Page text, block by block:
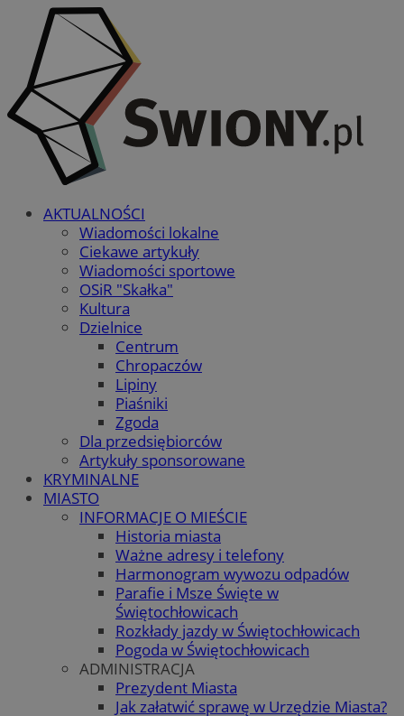
AKTUALNOŚCI
Wiadomości lokalne
Ciekawe artykuły
Wiadomości sportowe
OSiR "Skałka"
Kultura
Dzielnice
Centrum
Chropaczów
Lipiny
Piaśniki
Zgoda
Dla przedsiębiorców
Artykuły sponsorowane
KRYMINALNE
MIASTO
INFORMACJE O MIEŚCIE
Historia miasta
Ważne adresy i telefony
Harmonogram wywozu odpadów
Parafie i Msze Święte w
Świętochłowicach
Rozkłady jazdy w Świętochłowicach
Pogoda w Świętochłowicach
ADMINISTRACJA
Prezydent Miasta
Jak załatwić sprawę w Urzędzie Miasta?